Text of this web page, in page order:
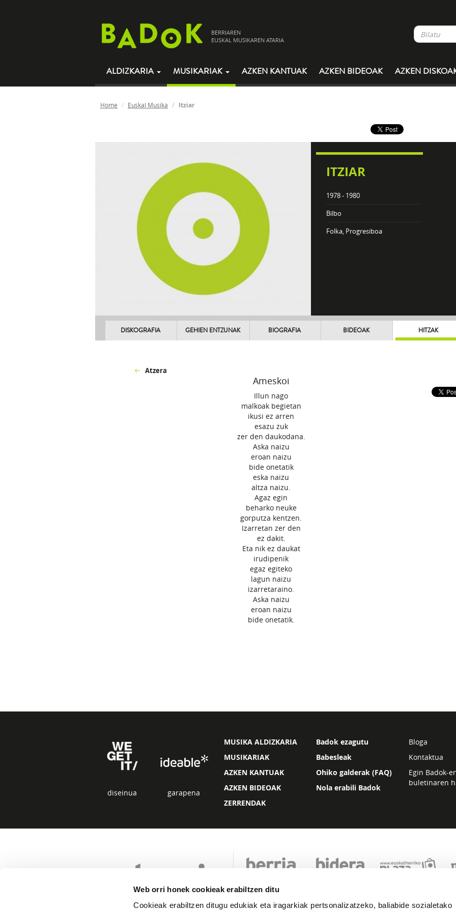
Web orri honek cookieak erabiltzen ditu
Cookieak erabiltzen ditugu edukiak eta iragarkiak pertsonalizatzeko, baliabide sozialetako
BERRIAREN
EUSKAL MUSIKAREN ATARIA
ALDIZKARIA MUSIKARIAK AZKEN KANTUAK AZKEN BIDEOAK AZKEN
Home Euskal Musika Itziar
ITZIAR
1978 - 1980
Bilbo
Folka, Progresiboa
DISKOGRAFIA GEHIEN ENTZUNAK BIOGRAFIA BIDEOAK HITZAK
Atzera
Ameskoi
Illun nago
malkoak begietan
ikusi ez arren
esazu zuk
zer den daukodana.
Aska naizu
eroan naizu
bide onetatik
eska naizu
altza naizu.
Agaz egin
beharko neuke
gorputza kentzen.
Izarretan zer den
ez dakit.
Eta nik ez daukat
irudipenik
egaz egiteko
lagun naizu
izarretaraino.
Aska naizu
eroan naizu
bide onetatik.
diseinua garapena
MUSIKA ALDIZKARIA
MUSIKARIAK
AZKEN KANTUAK
AZKEN BIDEOAK
ZERRENDAK
Badok ezagutu
Babesleak
Ohiko galderak (FAQ)
Nola erabili Badok
Bloga
Kontaktua
Egin Badok-
buletinaren